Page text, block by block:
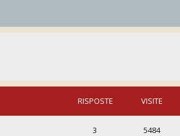
RISPOSTE VISITE
3 5484